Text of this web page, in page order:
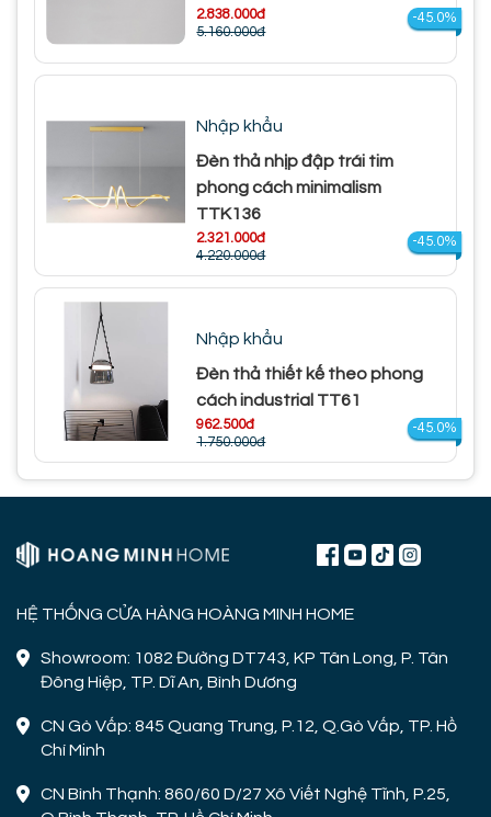
2.838.000đ
5.160.000đ
-45.0%
Nhập khẩu
Đèn thả nhịp đập trái tim
phong cách minimalism
TTK136
2.321.000đ
4.220.000đ
-45.0%
Nhập khẩu
Đèn thả thiết kế theo phong
cách industrial TT61
962.500đ
1.750.000đ
-45.0%
HỆ THỐNG CỬA HÀNG HOÀNG MINH HOME
Showroom: 1082 Đường DT743, KP Tân Long, P. Tân
Đông Hiệp, TP. Dĩ An, Bình Dương
CN Gò Vấp: 845 Quang Trung, P.12, Q.Gò Vấp, TP. Hồ
Chí Minh
CN Bình Thạnh: 860/60 D/27 Xô Viết Nghệ Tĩnh, P.25,